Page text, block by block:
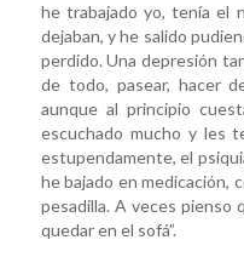
he trabajado yo, tenía el
dejaban, y he salido
perdido. Una depresión
de todo, pasear, hacer
aunque al principio
escuchado mucho y les
estupendamente, el
he bajado en medicación,
pesadilla. A veces pienso
quedar en el sofá”.